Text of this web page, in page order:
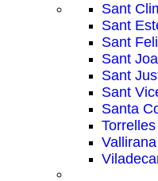
Sant
Sant
Sant
Sant
Sant
Sant
Santa
Vallirana